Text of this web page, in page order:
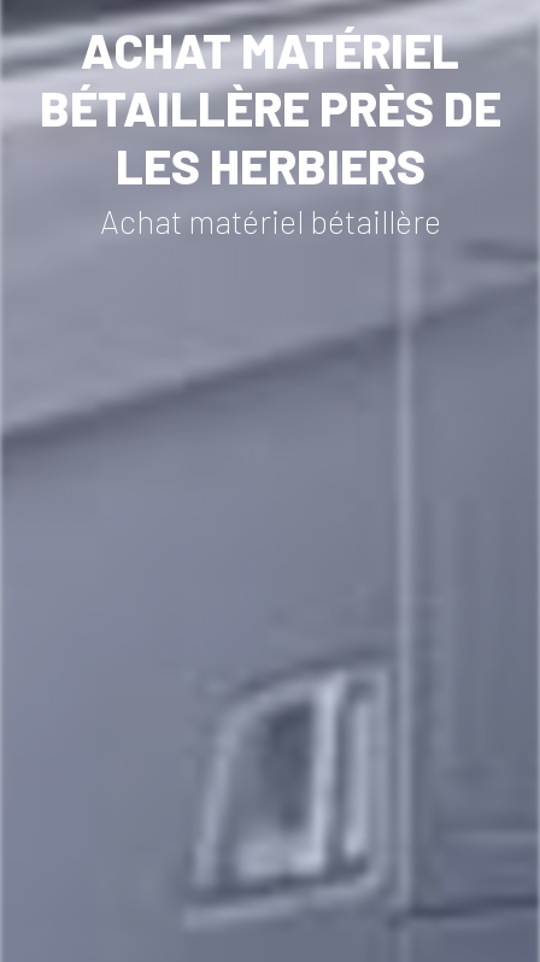
ACHAT MATÉRIEL
BÉTAILLÈRE PRÈS DE
LES HERBIERS
Achat matériel bétaillère